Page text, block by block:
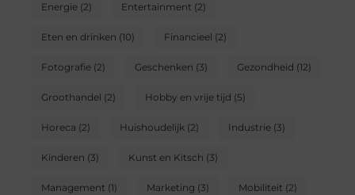
Energie(2) Entertainment (2)
Eten en drinken (10) Financieel (2)
Fotografie(2) Geschenken (3) Gezondheid (12)
Groothandel (2) Hobby en vrije tijd (5)
Horeca (2) Huishoudelijk(2) Industrie(3)
Kinderen (3) Kunst en Kitsch (3)
Management (1) Marketing (3) Mobiliteit (2)